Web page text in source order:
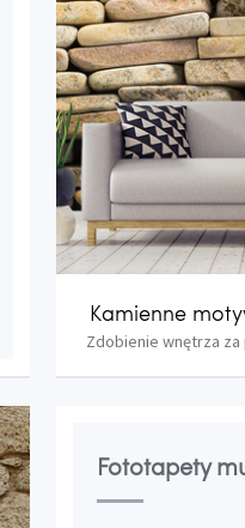
Kamienne
Fototapety